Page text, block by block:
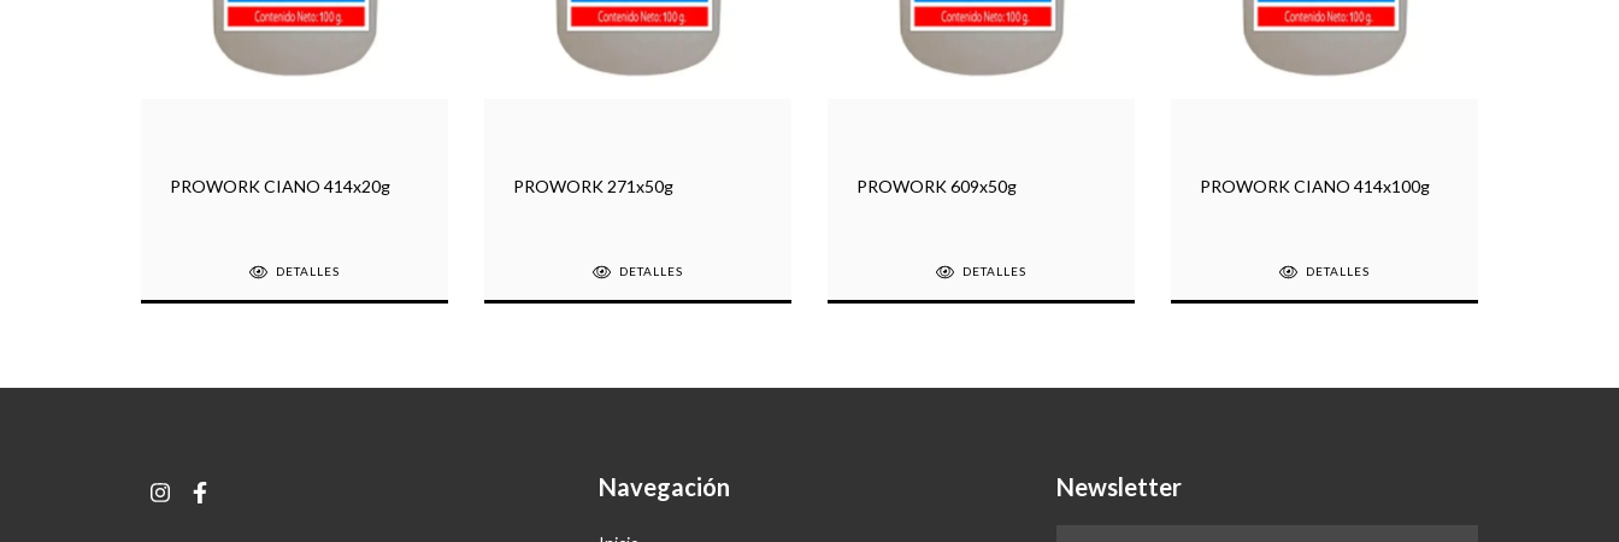
PROWORK CIANO 414x20g
DETALLES
PROWORK 271x50g
DETALLES
PROWORK 609x50g
DETALLES
PROWORK CIANO 414x100g
DETALLES
Navegación Newsletter